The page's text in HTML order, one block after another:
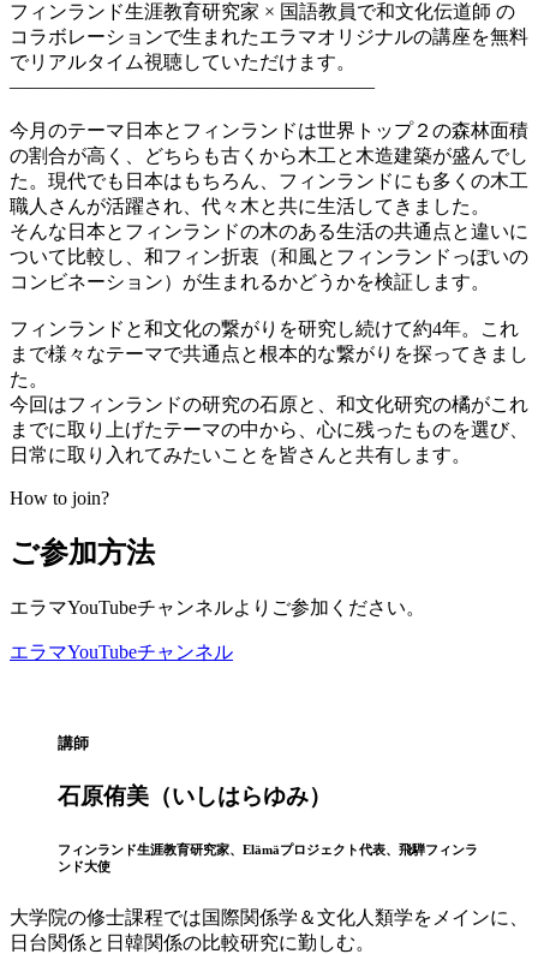
フィンランド生涯教育研究家 × 国語教員で和文化伝道師 の
コラボレーションで生まれたエラマオリジナルの講座を無料
でリアルタイム視聴していただけます。
———————————————————
今月のテーマ日本とフィンランドは世界トップ２の森林面積
の割合が高く、どちらも古くから木工と木造建築が盛んでし
た。現代でも日本はもちろん、フィンランドにも多くの木工
職人さんが活躍され、代々木と共に生活してきました。
そんな日本とフィンランドの木のある生活の共通点と違いに
ついて比較し、和フィン折衷（和風とフィンランドっぽいの
コンビネーション）が生まれるかどうかを検証します。
フィンランドと和文化の繋がりを研究し続けて約4年。これ
まで様々なテーマで共通点と根本的な繋がりを探ってきまし
た。
今回はフィンランドの研究の石原と、和文化研究の橘がこれ
までに取り上げたテーマの中から、心に残ったものを選び、
日常に取り入れてみたいことを皆さんと共有します。
How to join?
ご参加方法
エラマYouTubeチャンネルよりご参加ください。
エラマYouTubeチャンネル
講師
石原侑美（いしはらゆみ）
フィンランド生涯教育研究家、Elämäプロジェクト代表、飛騨フィンラ
ンド大使
大学院の修士課程では国際関係学＆文化人類学をメインに、
日台関係と日韓関係の比較研究に勤しむ。